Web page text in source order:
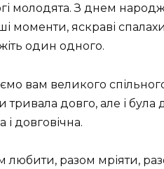
молодята. З днем
моменти, яскраві
один одного.
вам великого
тривала довго, але і
і довговічна.
любити, разом мріяти,